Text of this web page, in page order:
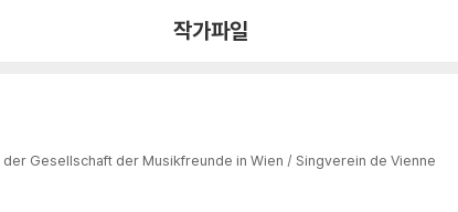
작가파일
der Gesellschaft der Musikfreunde in Wien / Singverein de Vienne